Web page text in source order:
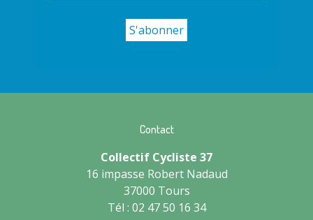
Contact
Collectif Cycliste 37
16 impasse Robert Nadaud
37000 Tours
Tél : 02 47 50 16 34